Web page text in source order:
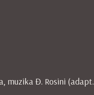
muzika Đ. Rosini (adapt.